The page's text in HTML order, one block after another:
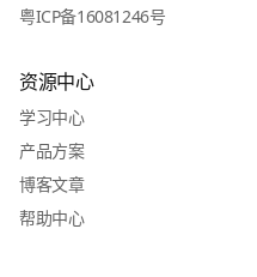
粤ICP备16081246号
资源中心
学习中心
产品方案
博客文章
帮助中心